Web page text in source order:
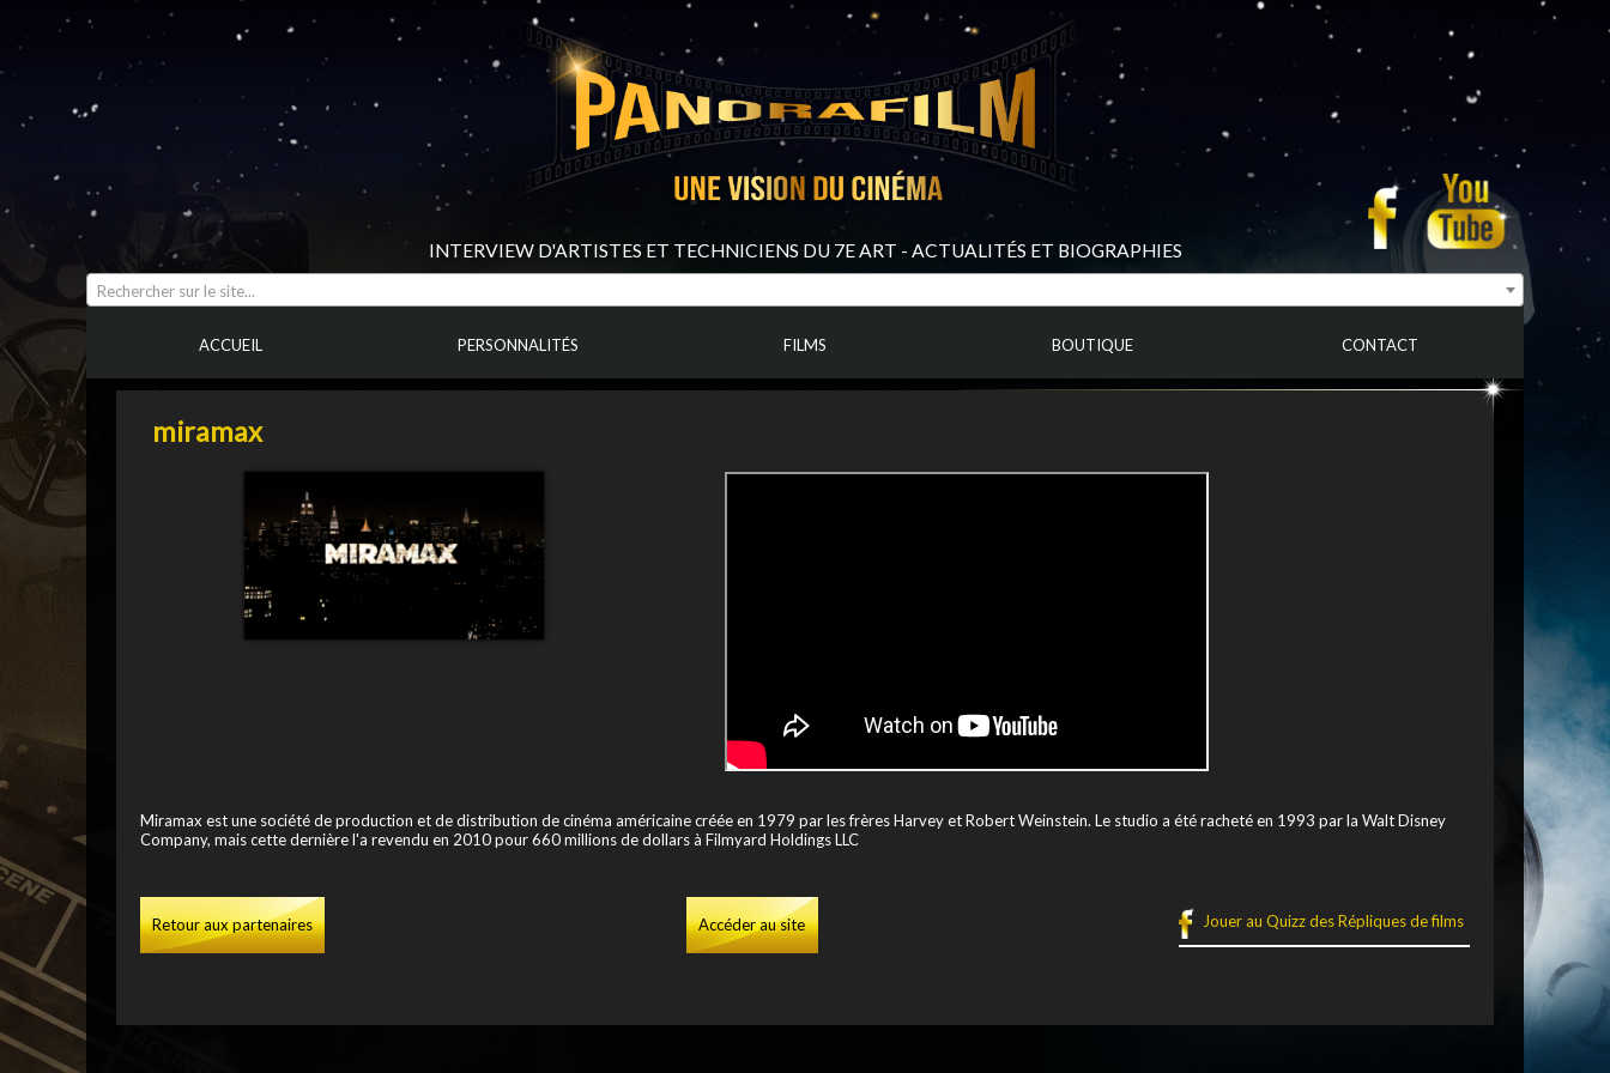
INTERVIEW D'ARTISTES ET TECHNICIENS DU 7E ART - ACTUALITÉS ET BIOGRAPHIES
Rechercher sur le site...
ACCUEIL PERSONNALITÉS FILMS BOUTIQUE CONTACT
miramax
Miramax est une société de production et de distribution de cinéma américaine créée en 1979 par les frères Harvey et Robert Weinstein. Le studio a été racheté en 1993 par la Walt Disney
Company, mais cette dernière l'a revendu en 2010 pour 660 millions de dollars à Filmyard Holdings LLC
Retour aux partenaires Accéder au site Jouer au Quizz des Répliques de films